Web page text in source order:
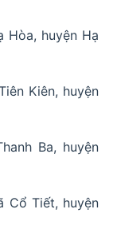
Hòa, huyện Hạ
Kiên, huyện
Ba, huyện
Cổ Tiết, huyện